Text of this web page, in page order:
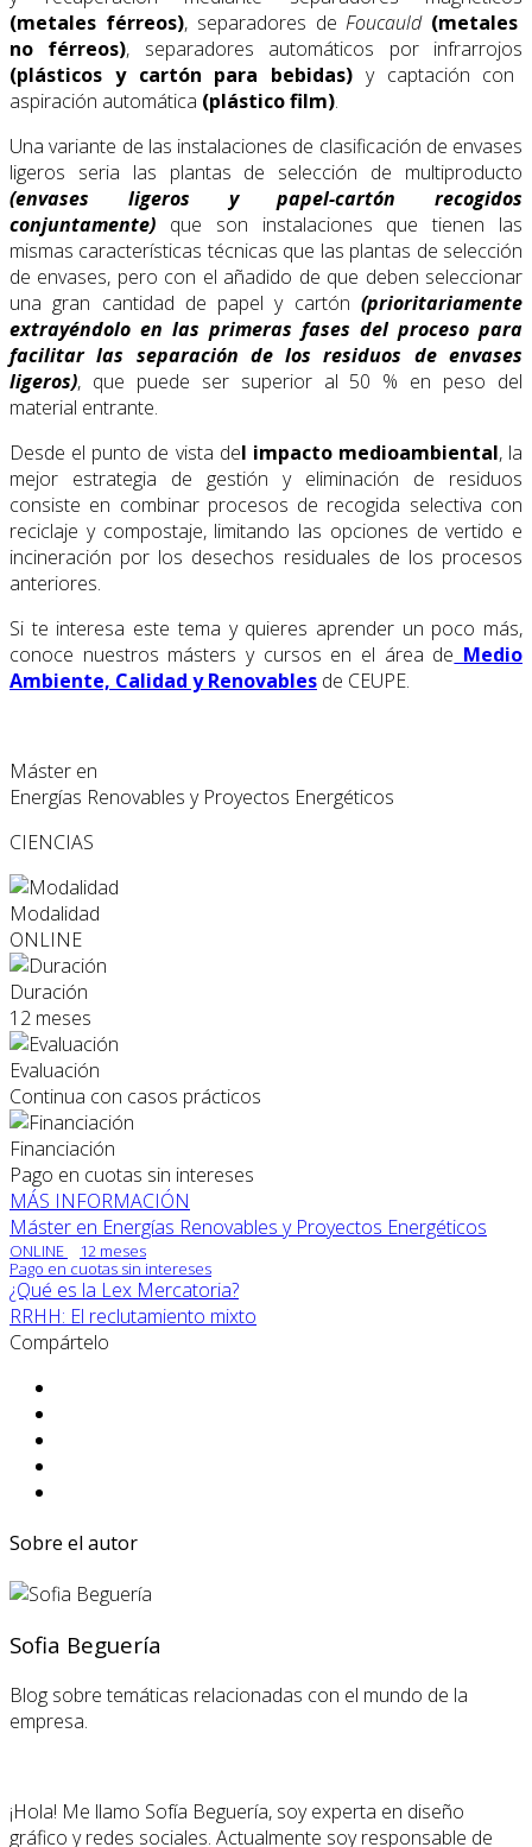
(metales férreos), separadores deFoucauld (metales
no férreos), separadores automáticos por infrarrojos
(plásticos y cartón para bebidas) y captación con
aspiración automática (plástico film).
Una variante de las instalaciones de clasificación de envases
ligeros seria las plantas de selección de multiproducto
(envases ligeros y papel-cartón recogidos
conjuntamente) que son instalaciones que tienen las
mismas características técnicas que las plantas de selección
de envases, pero con el añadido de que deben seleccionar
una gran cantidad de papel y cartón (prioritariamente
extrayéndolo en las primeras fases del proceso para
facilitar las separación de los residuos de envases
ligeros), que puede ser superior al 50 % en peso del
material entrante.
Desde el punto de vista del impacto medioambiental, la
mejor estrategia de gestión y eliminación de residuos
consiste en combinar procesos de recogida selectiva con
reciclaje y compostaje, limitando las opciones de vertido e
incineración por los desechos residuales de los procesos
anteriores.
Si te interesa este tema y quieres aprender un poco más,
conoce nuestros másters y cursos en el área de Medio
Ambiente, Calidad y Renovables de CEUPE.
Máster en
Energías Renovables y Proyectos Energéticos
CIENCIAS
Modalidad
ONLINE
Duración
12 meses
Evaluación
Continua con casos prácticos
Financiación
Pago en cuotas sin intereses
MÁS INFORMACIÓN
Máster en Energías Renovables y Proyectos Energéticos
ONLINE
12 meses
Pago en cuotas sin intereses
¿Qué es la Lex Mercatoria?
RRHH: El reclutamiento mixto
Compártelo
Sobre el autor
Sofia Beguería
Blog sobre temáticas relacionadas con el mundo de la
empresa.
¡Hola! Me llamo Sofía Beguería, soy experta en diseño
gráfico y redes sociales. Actualmente soy responsable de